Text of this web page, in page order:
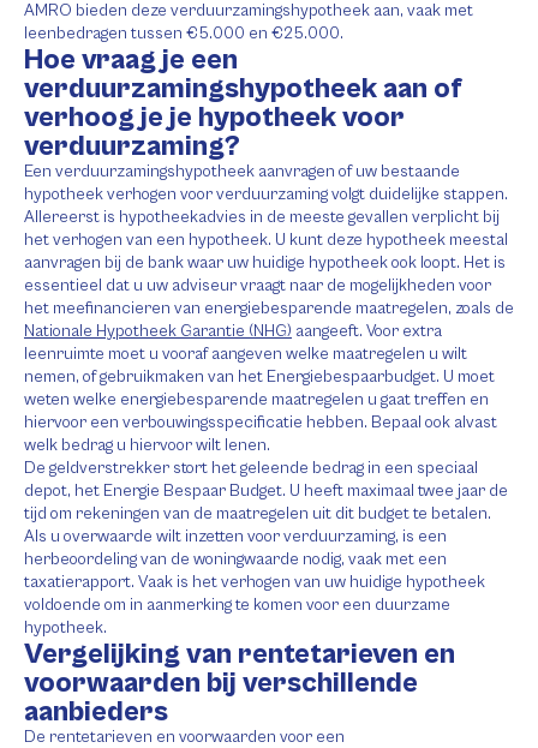
AMRO bieden deze verduurzamingshypotheek aan, vaak met
leenbedragen tussen €5.000 en €25.000.
Hoe vraag je een
verduurzamingshypotheek aan of
verhoog je je hypotheek voor
verduurzaming?
Een verduurzamingshypotheek aanvragen of uw bestaande
hypotheek verhogen voor verduurzaming volgt duidelijke stappen.
Allereerst is hypotheekadvies in de meeste gevallen verplicht bij
het verhogen van een hypotheek. U kunt deze hypotheek meestal
aanvragen bij de bank waar uw huidige hypotheek ook loopt. Het is
essentieel dat u uw adviseur vraagt naar de mogelijkheden voor
het meefinancieren van energiebesparende maatregelen, zoals de
Nationale Hypotheek Garantie (NHG) aangeeft. Voor extra
leenruimte moet u vooraf aangeven welke maatregelen u wilt
nemen, of gebruikmaken van het Energiebespaarbudget. U moet
weten welke energiebesparende maatregelen u gaat treffen en
hiervoor een verbouwingsspecificatie hebben. Bepaal ook alvast
welk bedrag u hiervoor wilt lenen.
De geldverstrekker stort het geleende bedrag in een speciaal
depot, het Energie Bespaar Budget. U heeft maximaal twee jaar de
tijd om rekeningen van de maatregelen uit dit budget te betalen.
Als u overwaarde wilt inzetten voor verduurzaming, is een
herbeoordeling van de woningwaarde nodig, vaak met een
taxatierapport. Vaak is het verhogen van uw huidige hypotheek
voldoende om in aanmerking te komen voor een duurzame
hypotheek.
Vergelijking van rentetarieven en
voorwaarden bij verschillende
aanbieders
De rentetarieven en voorwaarden voor een